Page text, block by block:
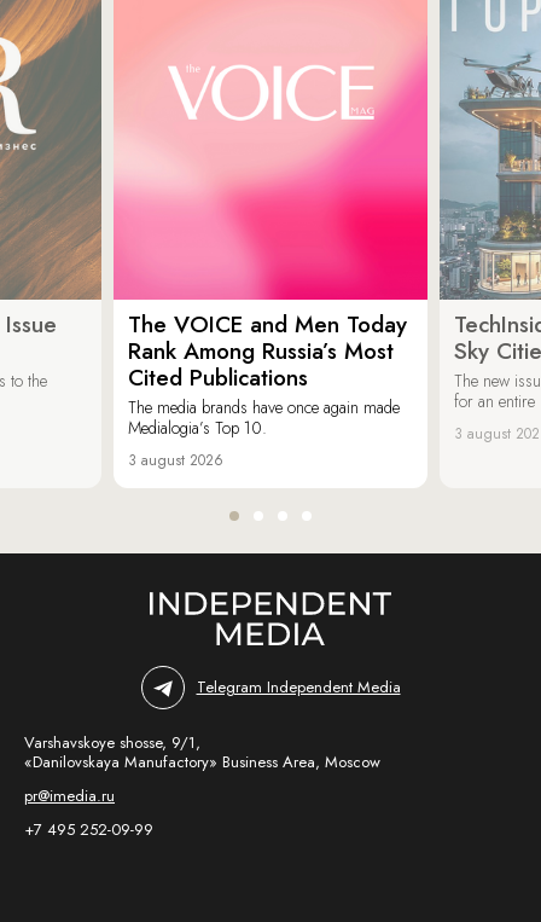
to the
The VOICE and Men Today
Rank Among Russia’s Most
Cited Publications
The media brands have once again made
Medialogia’s Top 10.
3 august 2026
Sky
The new
for an entire
3 august
Telegram Independent Media
Varshavskoye shosse, 9/1,
«Danilovskaya Manufactory» Business Area, Moscow
pr@imedia.ru
+7 495 252-09-99